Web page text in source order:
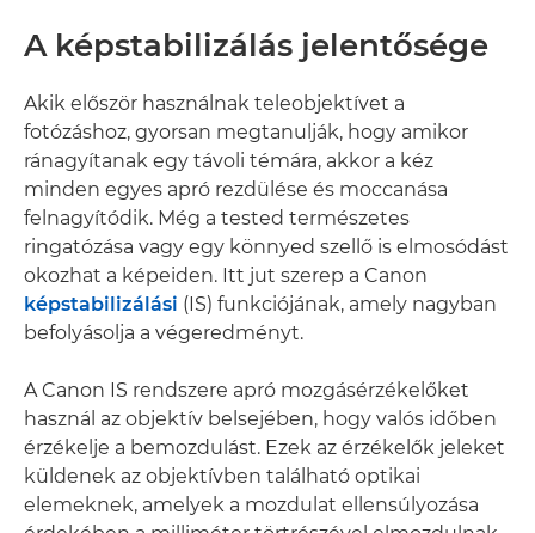
A képstabilizálás jelentősége
Akik először használnak teleobjektívet a
fotózáshoz, gyorsan megtanulják, hogy amikor
ránagyítanak egy távoli témára, akkor a kéz
minden egyes apró rezdülése és moccanása
felnagyítódik. Még a tested természetes
ringatózása vagy egy könnyed szellő is elmosódást
okozhat a képeiden. Itt jut szerep a Canon
képstabilizálási (IS) funkciójának, amely nagyban
befolyásolja a végeredményt.
A Canon IS rendszere apró mozgásérzékelőket
használ az objektív belsejében, hogy valós időben
érzékelje a bemozdulást. Ezek az érzékelők jeleket
küldenek az objektívben található optikai
elemeknek, amelyek a mozdulat ellensúlyozása